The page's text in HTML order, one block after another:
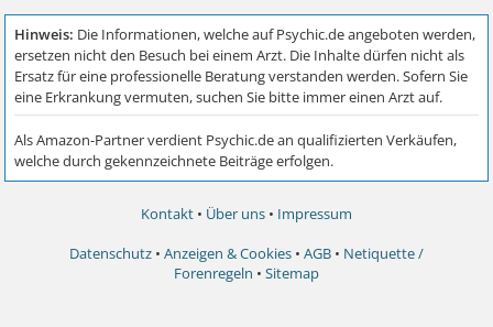
Kontakt • Über uns • Impressum
Datenschutz • Anzeigen & Cookies • AGB • Netiquette /
Forenregeln • Sitemap